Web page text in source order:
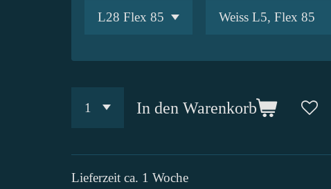
In den Warenkorb
Lieferzeit ca. 1 Woche